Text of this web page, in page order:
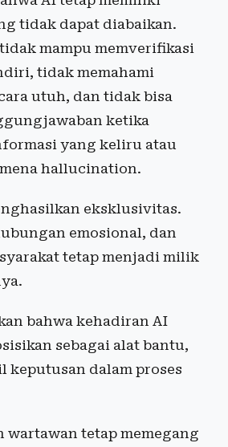
tidak dapat diabaikan.
mampu memverifikasi
tidak memahami
utuh, dan tidak bisa
ketika
yang keliru atau
hallucination.
eksklusivitas.
emosional, dan
tetap menjadi milik
bahwa kehadiran AI
sebagai alat bantu,
keputusan dalam proses
wartawan tetap memegang